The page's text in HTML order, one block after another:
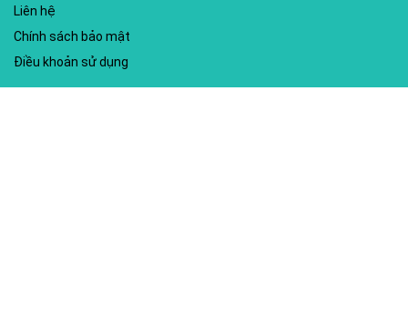
Liên hệ
Chính sách bảo mật
Điều khoản sử dụng